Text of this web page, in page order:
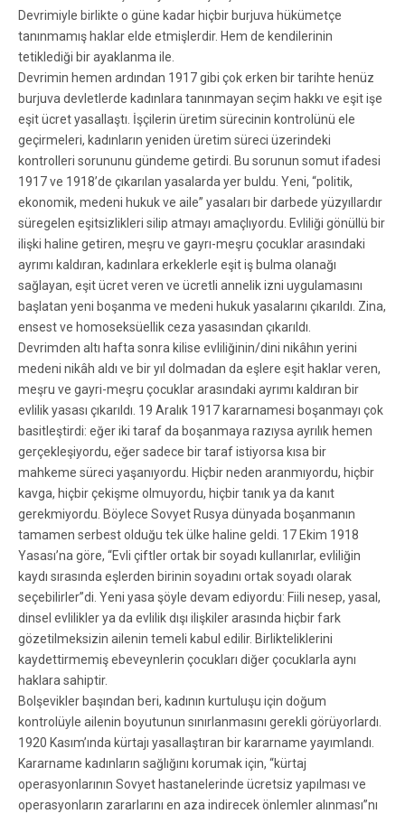
Devrimiyle birlikte o güne kadar hiçbir burjuva hükümetçe
tanınmamış haklar elde etmişlerdir. Hem de kendilerinin
tetiklediği bir ayaklanma ile.
Devrimin hemen ardından 1917 gibi çok erken bir tarihte henüz
burjuva devletlerde kadınlara tanınmayan seçim hakkı ve eşit işe
eşit ücret yasallaştı. İşçilerin üretim sürecinin kontrolünü ele
geçirmeleri, kadınların yeniden üretim süreci üzerindeki
kontrolleri sorununu gündeme getirdi. Bu sorunun somut ifadesi
1917 ve 1918’de çıkarılan yasalarda yer buldu. Yeni, “politik,
ekonomik, medeni hukuk ve aile” yasaları bir darbede yüzyıllardır
süregelen eşitsizlikleri silip atmayı amaçlıyordu. Evliliği gönüllü bir
ilişki haline getiren, meşru ve gayrı-meşru çocuklar arasındaki
ayrımı kaldıran, kadınlara erkeklerle eşit iş bulma olanağı
sağlayan, eşit ücret veren ve ücretli annelik izni uygulamasını
başlatan yeni boşanma ve medeni hukuk yasalarını çıkarıldı. Zina,
ensest ve homoseksüellik ceza yasasından çıkarıldı.
Devrimden altı hafta sonra kilise evliliğinin/dini nikâhın yerini
medeni nikâh aldı ve bir yıl dolmadan da eşlere eşit haklar veren,
meşru ve gayri-meşru çocuklar arasındaki ayrımı kaldıran bir
evlilik yasası çıkarıldı. 19 Aralık 1917 kararnamesi boşanmayı çok
basitleştirdi: eğer iki taraf da boşanmaya razıysa ayrılık hemen
gerçekleşiyordu, eğer sadece bir taraf istiyorsa kısa bir
mahkeme süreci yaşanıyordu. Hiçbir neden aranmıyordu, hiçbir
kavga, hiçbir çekişme olmuyordu, hiçbir tanık ya da kanıt
gerekmiyordu. Böylece Sovyet Rusya dünyada boşanmanın
tamamen serbest olduğu tek ülke haline geldi. 17 Ekim 1918
Yasası’na göre, “Evli çiftler ortak bir soyadı kullanırlar, evliliğin
kaydı sırasında eşlerden birinin soyadını ortak soyadı olarak
seçebilirler”di. Yeni yasa şöyle devam ediyordu: Fiili nesep, yasal,
dinsel evlilikler ya da evlilik dışı ilişkiler arasında hiçbir fark
gözetilmeksizin ailenin temeli kabul edilir. Birlikteliklerini
kaydettirmemiş ebeveynlerin çocukları diğer çocuklarla aynı
haklara sahiptir.
Bolşevikler başından beri, kadının kurtuluşu için doğum
kontrolüyle ailenin boyutunun sınırlanmasını gerekli görüyorlardı.
1920 Kasım’ında kürtajı yasallaştıran bir kararname yayımlandı.
Kararname kadınların sağlığını korumak için, “kürtaj
operasyonlarının Sovyet hastanelerinde ücretsiz yapılması ve
operasyonların zararlarını en aza indirecek önlemler alınması”nı